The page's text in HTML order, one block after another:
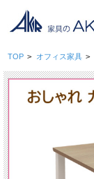
TOP > オフィス家具 >